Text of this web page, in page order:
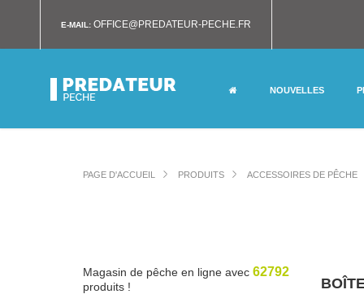
E-MAIL: OFFICE@PREDATEUR-PECHE.FR
NOUVELLES
PAGE D'ACCUEIL PRODUITS ACCESSOIRES DE PÊCHE
Magasin de pêche en ligne avec 62792
produits !